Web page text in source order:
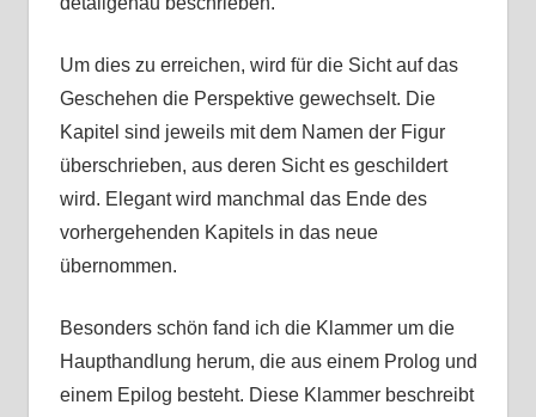
Um dies zu erreichen, wird für die Sicht auf das
Geschehen die Perspektive gewechselt. Die
Kapitel sind jeweils mit dem Namen der Figur
überschrieben, aus deren Sicht es geschildert
wird. Elegant wird manchmal das Ende des
vorhergehenden Kapitels in das neue
übernommen.
Besonders schön fand ich die Klammer um die
Haupthandlung herum, die aus einem Prolog und
einem Epilog besteht. Diese Klammer beschreibt